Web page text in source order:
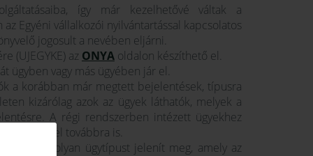
így már kezelhetővé váltak a
az Egyéni vállalkozói nyilvántartással kapcsolatos
jogosult a nevében eljárni.
(UJEGYKE) az ONYA oldalon készíthető el.
ügyben vagy más ügyében jár el.
a korábban már megtett bejelentések, típusra
kizárólag azok az ügyek láthatók, melyek a
A régi rendszerben intézett ügyekhez
érhetők el továbbra is.
és csak olyan ügytípust jelenít meg, amely az